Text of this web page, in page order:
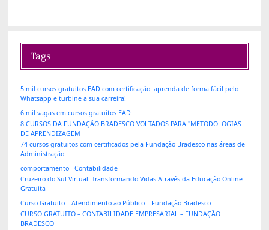
Tags
5 mil cursos gratuitos EAD com certificação: aprenda de forma fácil pelo
Whatsapp e turbine a sua carreira!
6 mil vagas em cursos gratuitos EAD
8 CURSOS DA FUNDAÇÃO BRADESCO VOLTADOS PARA "METODOLOGIAS
DE APRENDIZAGEM
74 cursos gratuitos com certificados pela Fundação Bradesco nas áreas de
Administração
comportamento
Contabilidade
Cruzeiro do Sul Virtual: Transformando Vidas Através da Educação Online
Gratuita
Curso Gratuito – Atendimento ao Público – Fundação Bradesco
CURSO GRATUITO – CONTABILIDADE EMPRESARIAL – FUNDAÇÃO
BRADESCO